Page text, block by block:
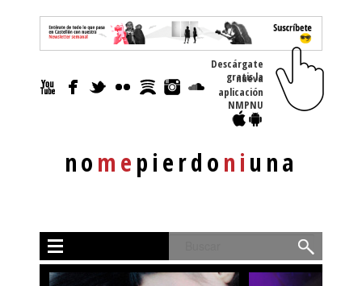
nomepierdoniuna
Descárgate
gratis la nueva
aplicación
NMPNU